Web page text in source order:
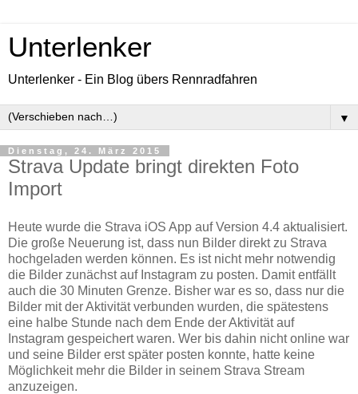
Unterlenker
Unterlenker - Ein Blog übers Rennradfahren
▼
Dienstag, 24. März 2015
Strava Update bringt direkten Foto
Import
Heute wurde die Strava iOS App auf Version 4.4 aktualisiert.
Die große Neuerung ist, dass nun Bilder direkt zu Strava
hochgeladen werden können. Es ist nicht mehr notwendig
die Bilder zunächst auf Instagram zu posten. Damit entfällt
auch die 30 Minuten Grenze. Bisher war es so, dass nur die
Bilder mit der Aktivität verbunden wurden, die spätestens
eine halbe Stunde nach dem Ende der Aktivität auf
Instagram gespeichert waren. Wer bis dahin nicht online war
und seine Bilder erst später posten konnte, hatte keine
Möglichkeit mehr die Bilder in seinem Strava Stream
anzuzeigen.